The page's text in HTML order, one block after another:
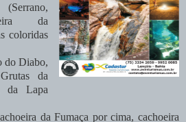
da
coloridas
do Diabo,
da
da Lapa
da Fumaça por cima, cachoeira